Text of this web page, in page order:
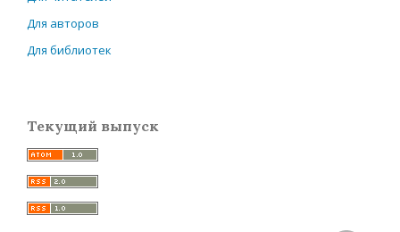
Для авторов
Для библиотек
Текущий выпуск